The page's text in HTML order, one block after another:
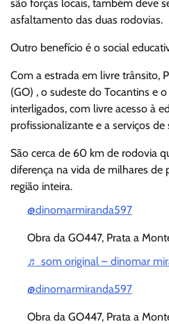
são forças locais, também deve
asfaltamento das duas rodovias.
Outro benefício é o social
Com a estrada em livre trânsito,
(GO) , o sudeste do Tocantins e
interligados, com livre acesso à
profissionalizante e a serviços de
São cerca de 60 km de rodovia
diferença na vida de milhares de
região inteira.
@dinomarmiranda597
Obra da GO447, Prata a
♬ som original – dinomar
@dinomarmiranda597
Obra da GO447, Prata a